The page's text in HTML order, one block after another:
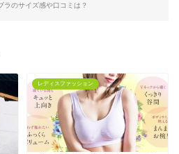
ラのサイズ感や口コミは？
レディスファッション